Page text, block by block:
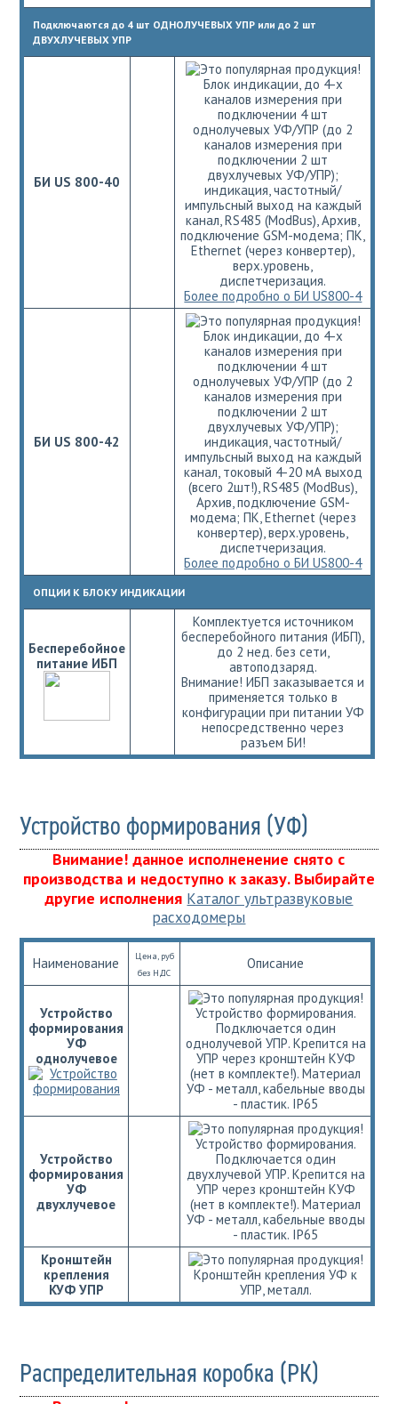
Подключаются до 4 шт ОДНОЛУЧЕВЫХ УПР или до 2 шт
ДВУХЛУЧЕВЫХ УПР
БИ US 800-40
Блок индикации, до 4-х
каналов измерения при
подключении 4 шт
однолучевых УФ/УПР (до 2
каналов измерения при
подключении 2 шт
двухлучевых УФ/УПР);
индикация, частотный/
импульсный выход на каждый
канал, RS485 (ModBus), Архив,
подключение GSM-модема; ПК,
Ethernet (через конвертер),
верх.уровень,
диспетчеризация.
Более подробно о БИ US800-4
БИ US 800-42
Блок индикации, до 4-х
каналов измерения при
подключении 4 шт
однолучевых УФ/УПР (до 2
каналов измерения при
подключении 2 шт
двухлучевых УФ/УПР);
индикация, частотный/
импульсный выход на каждый
канал, токовый 4-20 мА выход
(всего 2шт!), RS485 (ModBus),
Архив, подключение GSM-
модема; ПК, Ethernet (через
конвертер), верх.уровень,
диспетчеризация.
Более подробно о БИ US800-4
ОПЦИИ К БЛОКУ ИНДИКАЦИИ
Бесперебойное
питание ИБП
Комплектуется источником
бесперебойного питания (ИБП),
до 2 нед. без сети,
автоподзаряд.
Внимание! ИБП заказывается и
применяется только в
конфигурации при питании УФ
непосредственно через
разъем БИ!
Устройство формирования (УФ)
Внимание! данное исполненение снято с
производства и недоступно к заказу. Выбирайте
другие исполнения Каталог ультразвуковые
расходомеры
Наименование
Цена, руб
без НДС
Описание
Устройство
формирования
УФ
однолучевое
Устройство формирования.
Подключается один
однолучевой УПР. Крепится на
УПР через кронштейн КУФ
(нет в комплекте!). Материал
УФ - металл, кабельные вводы
- пластик. IP65
Устройство
формирования
УФ
двухлучевое
Устройство формирования.
Подключается один
двухлучевой УПР. Крепится на
УПР через кронштейн КУФ
(нет в комплекте!). Материал
УФ - металл, кабельные вводы
- пластик. IP65
Кронштейн
крепления
КУФ УПР
Кронштейн крепления УФ к
УПР, металл.
Распределительная коробка (РК)